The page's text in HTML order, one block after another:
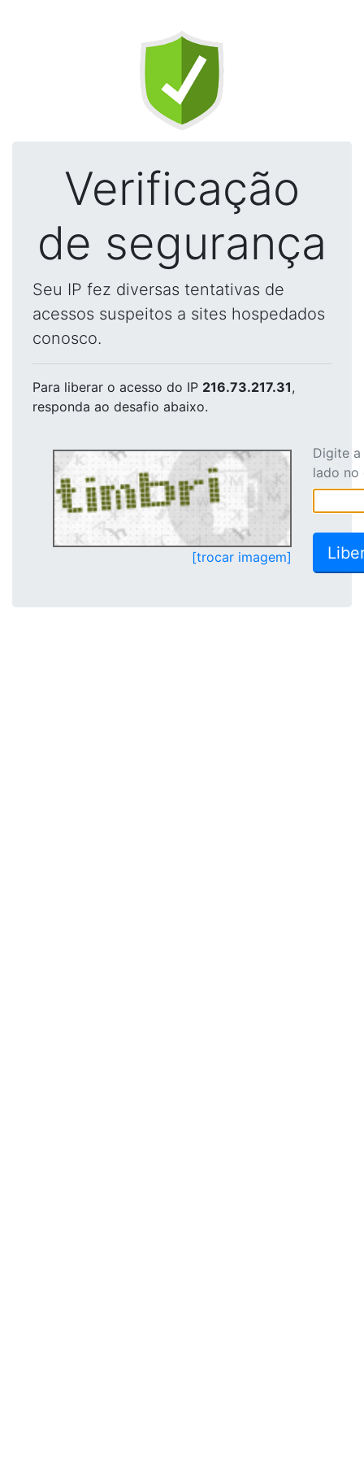
Verificação
de segurança
Seu IP fez diversas tentativas de
acessos suspeitos a sites hospedados
conosco.
Para liberar o acesso do IP 216.73.217.31,
responda ao desafio abaixo.
[trocar imagem]
Digite
lado no